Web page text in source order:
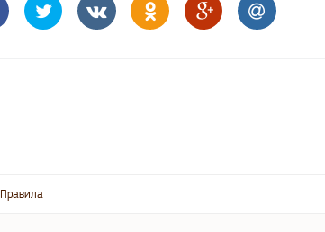
Правила